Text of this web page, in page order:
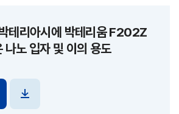
테리아시에 박테리움 F202Z
나노 입자 및 이의 용도
파일